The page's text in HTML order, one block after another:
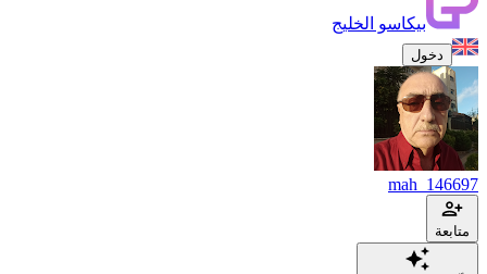
بيكاسو الخليج
دخول
mah_146697
متابعة